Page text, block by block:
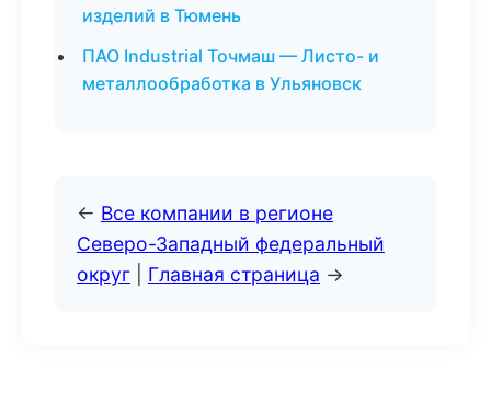
изделий в Тюмень
ПАО Industrial Точмаш — Листо- и
металлообработка в Ульяновск
← Все компании в регионе
Северо-Западный федеральный
округ
Главная страница →